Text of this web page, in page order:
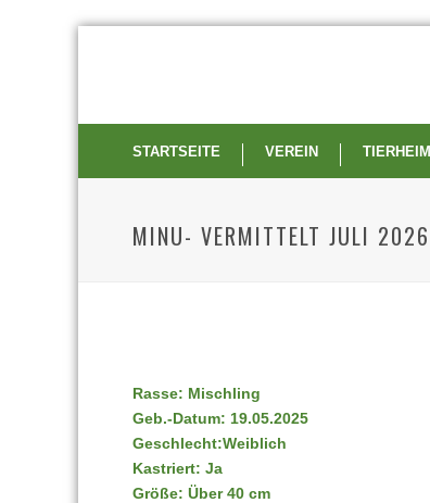
STARTSEITE VEREIN TIERHEIM
MINU- VERMITTELT JULI 2026
Rasse: Mischling
Geb.-Datum: 19.05.2025
Geschlecht:Weiblich
Kastriert: Ja
Größe: Über 40 cm